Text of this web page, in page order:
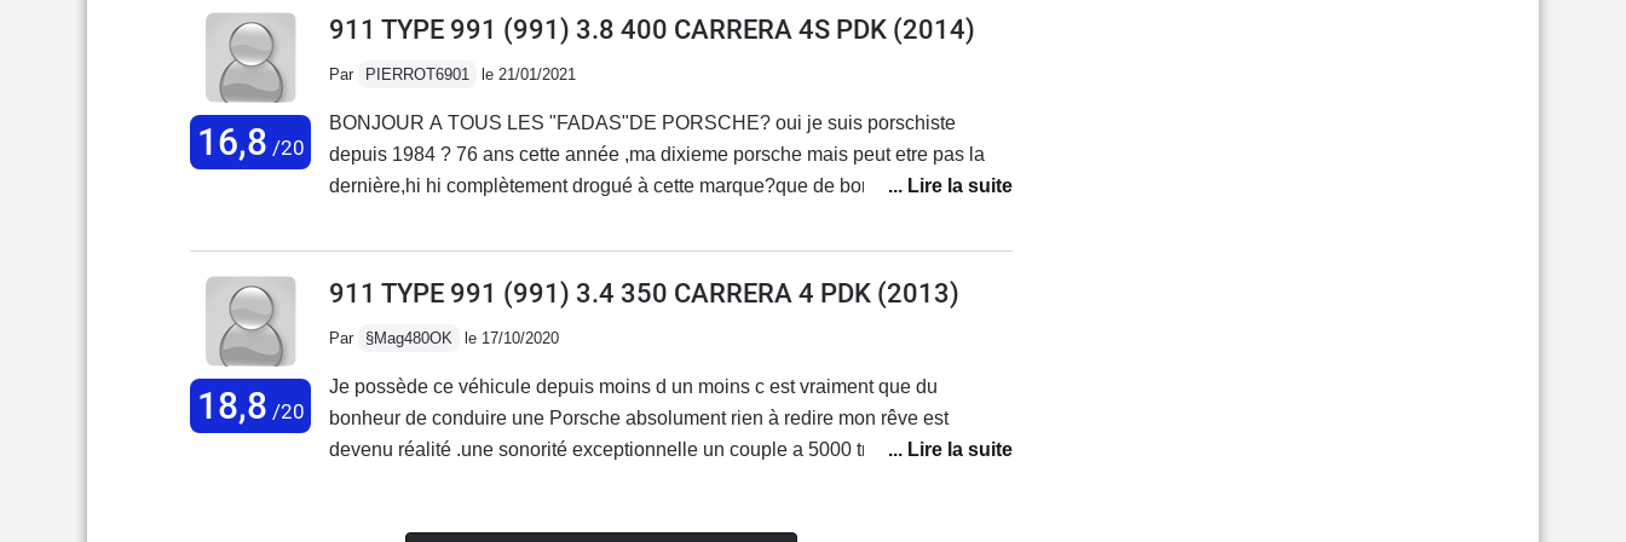
jamais
16,8 /20
911 TYPE 991 (991) 3.8 400 CARRERA 4S PDK (2014)
Par PIERROT6901 le 21/01/2021
BONJOUR A TOUS LES "FADAS"DE PORSCHE? oui je suis porschiste
depuis 1984 ? 76 ans cette année ,ma dixieme porsche mais peut etre pas la
dernière,hi hi complètement drogué à cette marque?que de bons souvenirs ces
beaux voyages, et bonnes bourres aussi, allez y laisser vous aller et faite vous
plaisir,la vie est très courte, pensées amicales d'un vieux porschiste PIERRE
18,8 /20
911 TYPE 991 (991) 3.4 350 CARRERA 4 PDK (2013)
Par §Mag480OK le 17/10/2020
Je possède ce véhicule depuis moins d un moins c est vraiment que du
bonheur de conduire une Porsche absolument rien à redire mon rêve est
devenu réalité .une sonorité exceptionnelle un couple a 5000 tr /mn qui colle au